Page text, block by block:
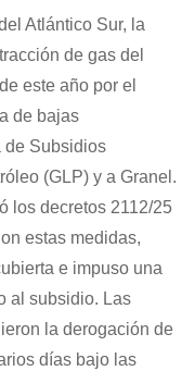
Atlántico Sur, la
de gas del
este año por el
de bajas
de Subsidios
(GLP) y a Granel.
los decretos 2112/25
estas medidas,
e impuso una
al subsidio. Las
la derogación de
días bajo las